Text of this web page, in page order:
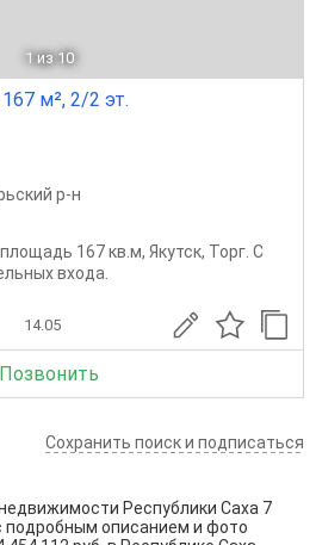
1 из 10
м², 2/2 эт.
р-н
167 кв.м, Якутск, Торг. С
входа.
14.05
Позвонить
Сохранить поиск и подписаться
Республики Саха 7
подробным описанием и фото